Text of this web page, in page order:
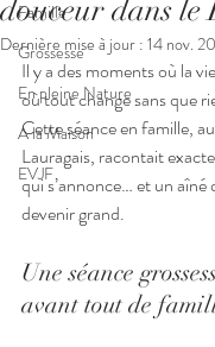
Famille
Grossesse
En pleine Nature
A la Maison
EVJF
douceur dans
Dernière mise à jour : 14 nov.
Il y a des moments où la
où tout change sans que
Cette séance en famille,
Lauragais, racontait
qui s’annonce… et un aîné
devenir grand.
Une séance
avant tout de